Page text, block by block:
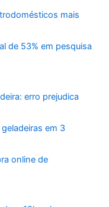
mais
de 53% em pesquisa
erro prejudica
em 3
online de